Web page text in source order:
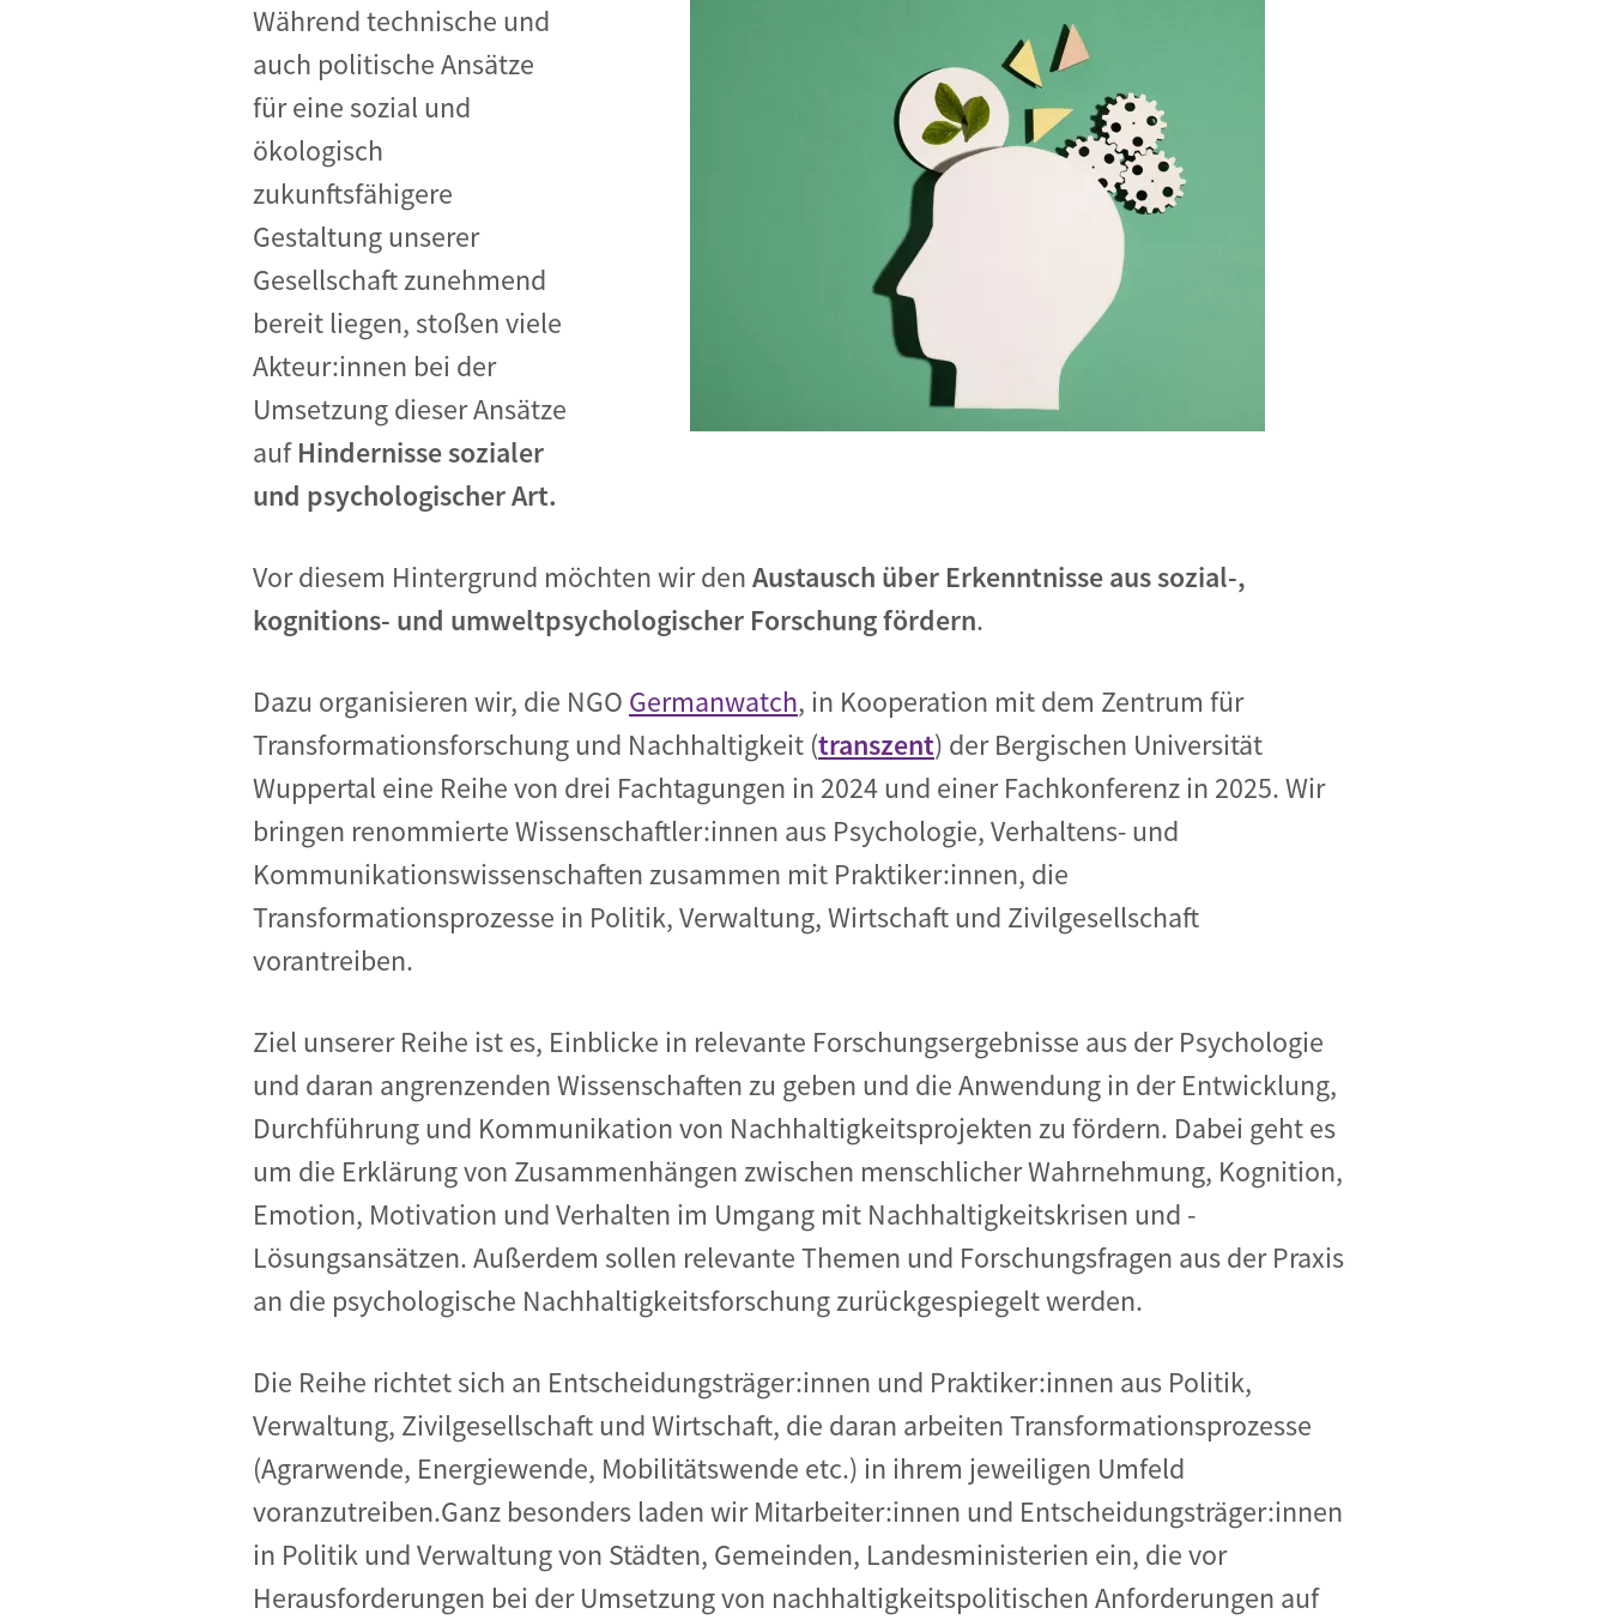
Industrietransformation
Klimafinanzierung
Wirtschaft, Finanzen & Handel
Sustainable Finance
Unternehmensverantwortung
Globaler Handel
Ressourcen & Kreislaufwirtschaft
Zukunftsfähige Digitalisierung
Klima- und Umweltklagen
Während technische und
auch politische Ansätze
für eine sozial und
ökologisch
zukunftsfähigere
Gestaltung unserer
Gesellschaft zunehmend
bereit liegen, stoßen viele
Akteur:innen bei der
Umsetzung dieser Ansätze
aufHindernisse sozialer
und psychologischer Art.
Vor diesem Hintergrund möchten wir denAustausch über Erkenntnisse aus sozial-,
kognitions- und umweltpsychologischer Forschung fördern.
Dazu organisieren wir, die NGO Germanwatch, in Kooperation mit dem Zentrum für
Transformationsforschung und Nachhaltigkeit (transzent) der Bergischen Universität
Wuppertal eine Reihe von drei Fachtagungen in 2024 und einer Fachkonferenz in 2025. Wir
bringen renommierte Wissenschaftler:innen aus Psychologie, Verhaltens- und
Kommunikationswissenschaften zusammen mit Praktiker:innen, die
Transformationsprozesse in Politik, Verwaltung, Wirtschaft und Zivilgesellschaft
vorantreiben.
Ziel unserer Reihe ist es, Einblicke in relevante Forschungsergebnisse aus der Psychologie
und daran angrenzenden Wissenschaften zu geben und die Anwendung in der Entwicklung,
Durchführung und Kommunikation von Nachhaltigkeitsprojekten zu fördern. Dabei geht es
um die Erklärung von Zusammenhängen zwischen menschlicher Wahrnehmung, Kognition,
Emotion, Motivation und Verhalten im Umgang mit Nachhaltigkeitskrisen und -
Lösungsansätzen. Außerdem sollen relevante Themen und Forschungsfragen aus der Praxis
an die psychologische Nachhaltigkeitsforschung zurückgespiegelt werden.
Die Reihe richtet sich an Entscheidungsträger:innen und Praktiker:innen aus Politik,
Verwaltung, Zivilgesellschaft und Wirtschaft, die daran arbeiten Transformationsprozesse
(Agrarwende, Energiewende, Mobilitätswende etc.) in ihrem jeweiligen Umfeld
voranzutreiben.Ganz besonders laden wir Mitarbeiter:innen und Entscheidungsträger:innen
in Politik und Verwaltung von Städten, Gemeinden, Landesministerien ein, die vor
Herausforderungen bei der Umsetzung von nachhaltigkeitspolitischen Anforderungen auf